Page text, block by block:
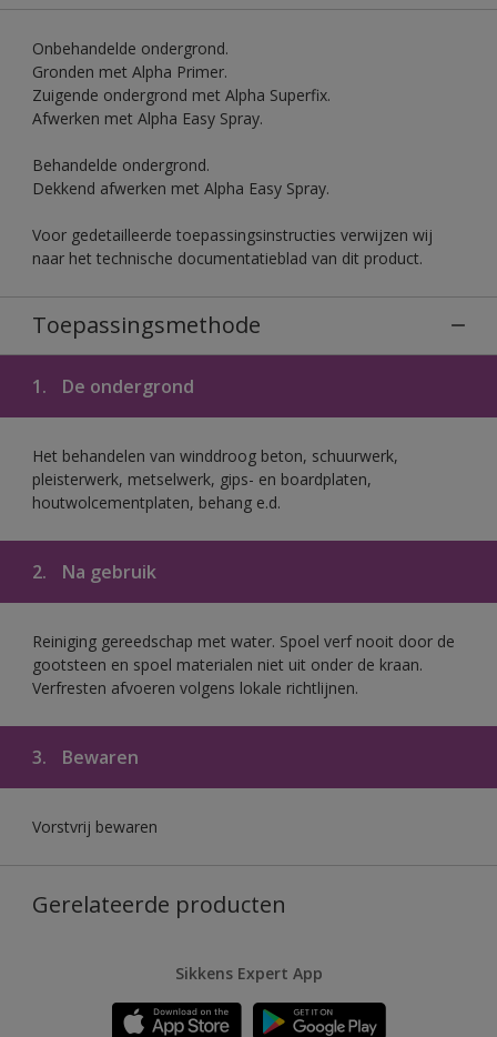
Onbehandelde ondergrond.
Gronden met Alpha Primer.
Zuigende ondergrond met Alpha Superfix.
Afwerken met Alpha Easy Spray.
Behandelde ondergrond.
Dekkend afwerken met Alpha Easy Spray.
Voor gedetailleerde toepassingsinstructies verwijzen wij
naar het technische documentatieblad van dit product.
Toepassingsmethode
1. De ondergrond
Het behandelen van winddroog beton, schuurwerk,
pleisterwerk, metselwerk, gips- en boardplaten,
houtwolcementplaten, behang e.d.
2. Na gebruik
Reiniging gereedschap met water. Spoel verf nooit door de
gootsteen en spoel materialen niet uit onder de kraan.
Verfresten afvoeren volgens lokale richtlijnen.
3. Bewaren
Vorstvrij bewaren
Gerelateerde producten
Sikkens Expert App